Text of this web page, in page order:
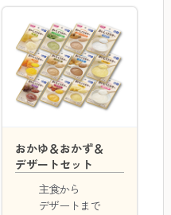
おかゆ＆おかず＆
デザートセット
主食から
デザートまで